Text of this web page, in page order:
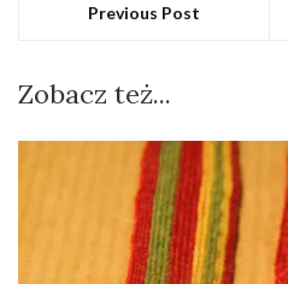
Previous Post
Zobacz też...